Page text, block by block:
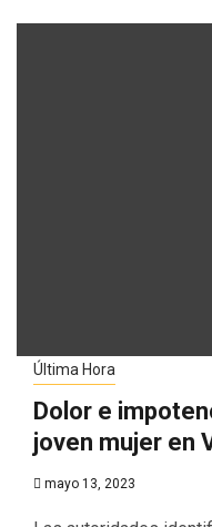
Última Hora
Dolor e
joven mujer en
mayo 13, 2023